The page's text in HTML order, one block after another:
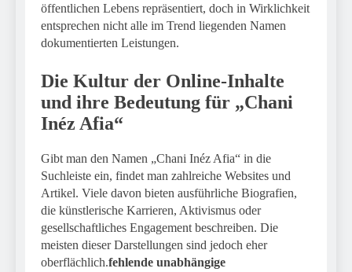
öffentlichen Lebens repräsentiert, doch in Wirklichkeit
entsprechen nicht alle im Trend liegenden Namen
dokumentierten Leistungen.
Die Kultur der Online-Inhalte
und ihre Bedeutung für „Chani
Inéz Afia“
Gibt man den Namen „Chani Inéz Afia“ in die
Suchleiste ein, findet man zahlreiche Websites und
Artikel. Viele davon bieten ausführliche Biografien,
die künstlerische Karrieren, Aktivismus oder
gesellschaftliches Engagement beschreiben. Die
meisten dieser Darstellungen sind jedoch eher
oberflächlich.fehlende unabhängige